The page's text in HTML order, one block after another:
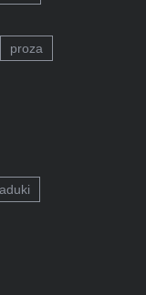
proza